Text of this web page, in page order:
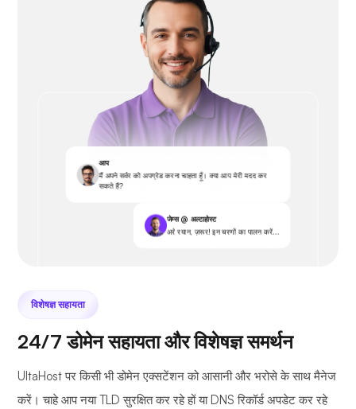
आप
मैं अपने सर्वर को अपग्रेड करना चाहता हूँ। क्या आप मेरी मदद कर
सकते हैं?
जेम्स @ अल्टाहोस्ट
अरे रयान, ज़रूर! इन चरणों का पालन करें...
विशेषज्ञ सहायता
24/7 डोमेन सहायता और विशेषज्ञ समर्थन
UltaHost पर किसी भी डोमेन एक्सटेंशन को आसानी और भरोसे के साथ मैनेज
करें। चाहे आप नया TLD सुरक्षित कर रहे हों या DNS रिकॉर्ड अपडेट कर रहे